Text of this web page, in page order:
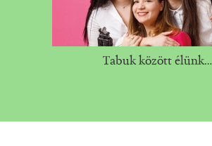
Tabuk között élünk…